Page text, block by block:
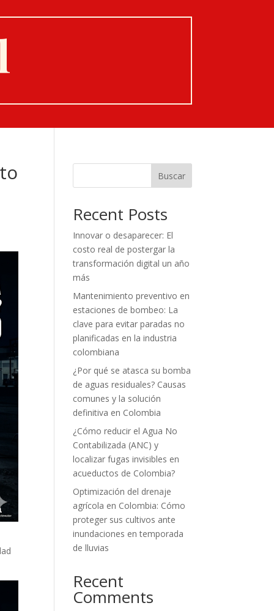
Buscar
Recent Posts
Innovar o desaparecer: El
costo real de postergar la
transformación digital un año
más
Mantenimiento preventivo en
estaciones de bombeo: La
clave para evitar paradas no
planificadas en la industria
colombiana
¿Por qué se atasca su bomba
de aguas residuales? Causas
comunes y la solución
definitiva en Colombia
¿Cómo reducir el Agua No
Contabilizada (ANC) y
localizar fugas invisibles en
acueductos de Colombia?
Optimización del drenaje
agrícola en Colombia: Cómo
proteger sus cultivos ante
inundaciones en temporada
de lluvias
Recent
Comments